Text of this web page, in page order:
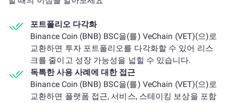
포트폴리오 다각화
Binance Coin (BNB) BSC을(를) VeChain (VET)(으)로
교환하면 투자 포트폴리오를 다각화할 수 있어 리스
크를 줄이고 성장 가능성을 넓힐 수 있습니다.
독특한 사용 사례에 대한 접근
Binance Coin (BNB) BSC을(를) VeChain (VET)(으)로
교환하면 플랫폼 접근, 서비스, 스테이킹 보상을 포함